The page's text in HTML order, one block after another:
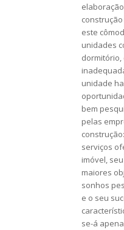
este
unidades
dormitório,
unidade
bem
pelas
serviços
imóvel,
maiores
sonhos
e o seu
se-á